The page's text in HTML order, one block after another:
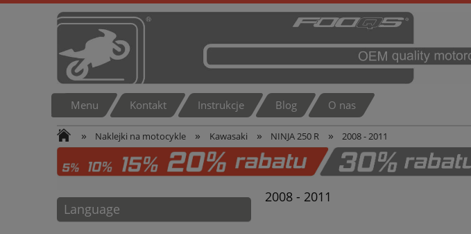
Menu Kontakt Instrukcje Blog O nas
» Naklejki na motocykle » Kawasaki » NINJA 250 R » 2008 - 2011
Language
2008 - 2011